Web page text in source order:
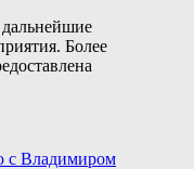
дальнейшие
Более
с Владимиром